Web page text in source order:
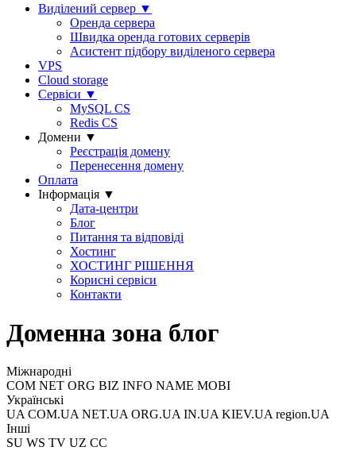
Виділений сервер ▼
Оренда сервера
Швидка оренда готових серверів
Асистент підбору виділеного сервера
VPS
Cloud storage
Сервіси ▼
MySQL CS
Redis CS
Домени ▼
Реєстрація домену
Перенесення домену
Оплата
Інформація ▼
Дата-центри
Блог
Питання та відповіді
Хостинг
ХОСТИНГ РІШЕННЯ
Корисні сервіси
Контакти
Доменна зона блог
Міжнародні
COM NET ORG BIZ INFO NAME MOBI
Українські
UA COM.UA NET.UA ORG.UA IN.UA KIEV.UA region.UA
Інші
SU WS TV UZ CC